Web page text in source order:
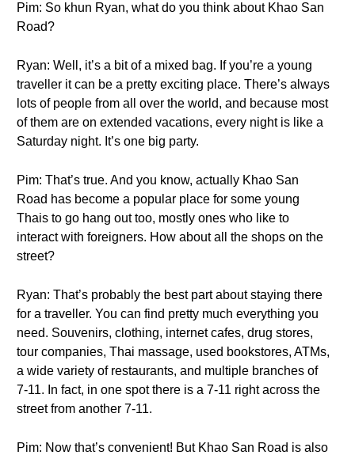
Pim: So khun Ryan, what do you think about Khao San
Road?
Ryan: Well, it’s a bit of a mixed bag. If you’re a young
traveller it can be a pretty exciting place. There’s always
lots of people from all over the world, and because most
of them are on extended vacations, every night is like a
Saturday night. It’s one big party.
Pim: That’s true. And you know, actually Khao San
Road has become a popular place for some young
Thais to go hang out too, mostly ones who like to
interact with foreigners. How about all the shops on the
street?
Ryan: That’s probably the best part about staying there
for a traveller. You can find pretty much everything you
need. Souvenirs, clothing, internet cafes, drug stores,
tour companies, Thai massage, used bookstores, ATMs,
a wide variety of restaurants, and multiple branches of
7-11. In fact, in one spot there is a 7-11 right across the
street from another 7-11.
Pim: Now that’s convenient! But Khao San Road is also